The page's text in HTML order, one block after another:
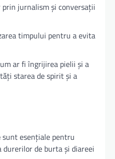
jurnalism și conversații
timpului pentru a evita
ar fi îngrijirea pielii și a
starea de spirit și a
sunt esențiale pentru
durerilor de burta și diareei